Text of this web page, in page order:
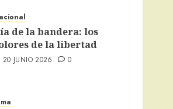
de la bandera: los
de la libertad
20 JUNIO 2026 0